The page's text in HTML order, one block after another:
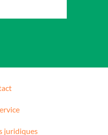
juridiques